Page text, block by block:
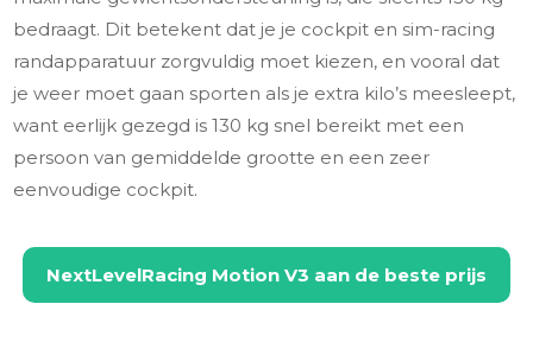
bedraagt. Dit betekent dat je je cockpit en sim-racing
randapparatuur zorgvuldig moet kiezen, en vooral dat
je weer moet gaan sporten als je extra kilo’s meesleept,
want eerlijk gezegd is 130 kg snel bereikt met een
persoon van gemiddelde grootte en een zeer
eenvoudige cockpit.
NextLevelRacing Motion V3 aan de beste prijs